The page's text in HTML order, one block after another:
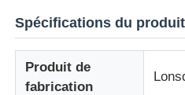
Spécifications du produit
Produit de
fabrication